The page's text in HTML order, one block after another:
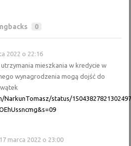
0
2022 o 22:16
mieszkania w kredycie w
wynagrodzenia mogą dojść do
status/
17 marca 2022 o 23:00